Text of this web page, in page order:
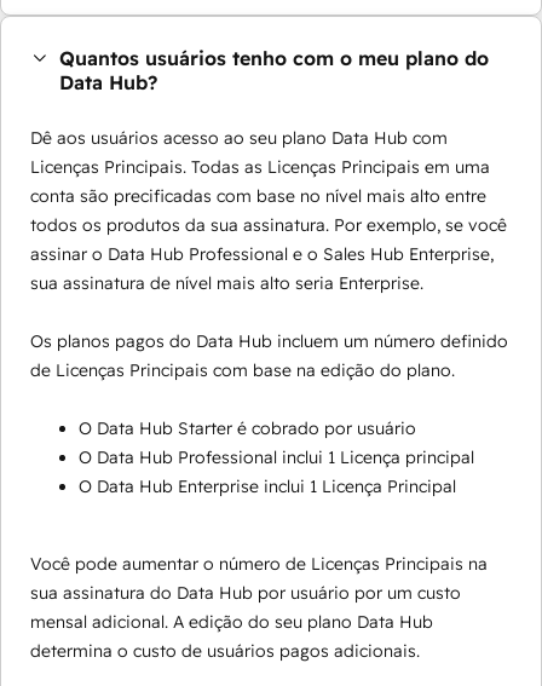
Quantos usuários tenho com o meu plano do
Data Hub?
Dê aos usuários acesso ao seu plano Data Hub com
Licenças Principais. Todas as Licenças Principais em uma
conta são precificadas com base no nível mais alto entre
todos os produtos da sua assinatura. Por exemplo, se você
assinar o Data Hub Professional e o Sales Hub Enterprise,
sua assinatura de nível mais alto seria Enterprise.
Os planos pagos do Data Hub incluem um número definido
de Licenças Principais com base na edição do plano.
O Data Hub Starter é cobrado por usuário
O Data Hub Professional inclui 1 Licença principal
O Data Hub Enterprise inclui 1 Licença Principal
Você pode aumentar o número de Licenças Principais na
sua assinatura do Data Hub por usuário por um custo
mensal adicional. A edição do seu plano Data Hub
determina o custo de usuários pagos adicionais.